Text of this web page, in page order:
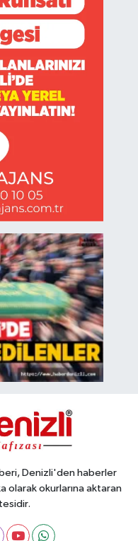
Denizli'den haberler
olarak okurlarına aktaran